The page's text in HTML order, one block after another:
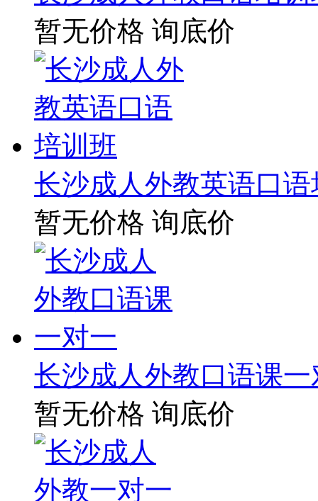
暂无价格 询底价
长沙成人外教英语口
暂无价格 询底价
长沙成人外教口语课一
暂无价格 询底价